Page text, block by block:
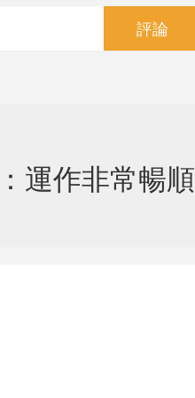
評論
運作非常暢順